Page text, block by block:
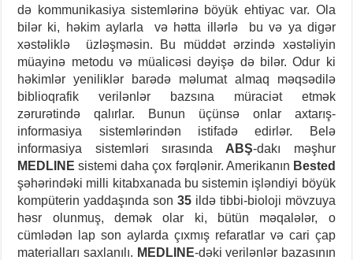
də kommunikasiya sistemlərinə böyük ehtiyac var. Ola
bilər ki, həkim aylarla və hətta illərlə bu və ya digər
xəstəliklə üzləşməsin. Bu müddət ərzində xəstəliyin
müayinə metodu və müalicəsi dəyişə də bilər. Odur ki
həkimlər yeniliklər barədə məlumat almaq məqsədilə
biblioqrafik verilənlər bazsına müraciət etmək
zərurətində qalırlar. Bunun üçünsə onlar axtarış-
informasiya sistemlərindən istifadə edirlər. Belə
informasiya sistemləri sırasında ABŞ-dakı məşhur
MEDLINE sistemi daha çox fərqlənir. Amerikanın Bested
şəhərindəki milli kitabxanada bu sistemin işləndiyi böyük
kompüterin yaddaşında son 35 ildə tibbi-bioloji mövzuya
həsr olunmuş, demək olar ki, bütün məqalələr, o
cümlədən lap son aylarda çıxmış refaratlar və cari çap
materialları saxlanılı. MEDLINE-dəki verilənlər bazasının